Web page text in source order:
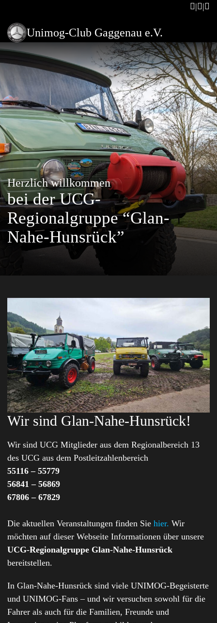
Unimog-Club Gaggenau e.V.
Herzlich willkommen
bei der UCG-
Regionalgruppe “Glan-
Nahe-Hunsrück”
Wir sind Glan-Nahe-Hunsrück!
Wir sind UCG Mitglieder aus dem Regionalbereich 13
des UCG aus dem Postleitzahlenbereich
55116 – 55779
56841 – 56869
67806 – 67829
Die aktuellen Veranstaltungen finden Sie hier. Wir
möchten auf dieser Webseite Informationen über unsere
UCG-Regionalgruppe Glan-Nahe-Hunsrück
bereitstellen.
In Glan-Nahe-Hunsrück sind viele UNIMOG-Begeisterte
und UNIMOG-Fans – und wir versuchen sowohl für die
Fahrer als auch für die Familien, Freunde und